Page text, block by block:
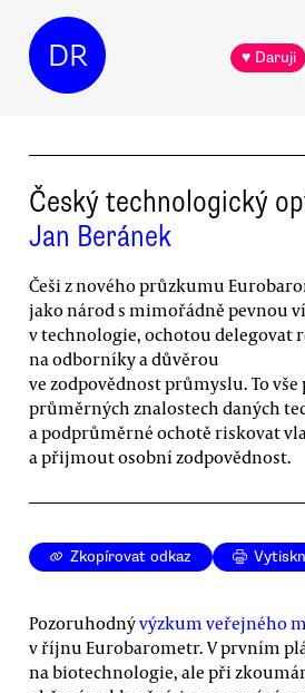
DR ♥ Daruji
Český technologický
Jan Beránek
Češi z nového průzkumu
jako národ s mimořádně pevnou
v technologie, ochotou delegovat
na odborníky a důvěrou
ve zodpovědnost průmyslu. To vše
průměrných znalostech daných
a podprůměrné ochotě riskovat
a přijmout osobní zodpovědnost.
Zkopírovat odkaz
Pozoruhodnývýzkum veřejného
v říjnu Eurobarometr. V prvním
na biotechnologie, ale při